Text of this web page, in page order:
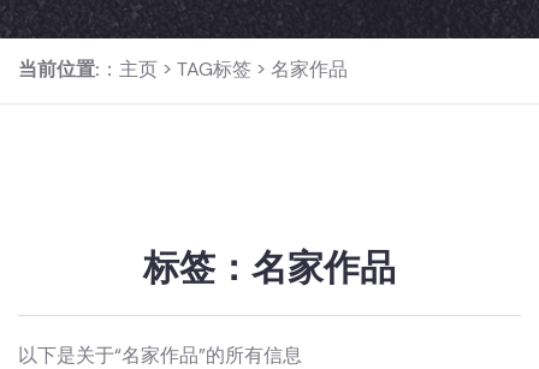
当前位置: ： 主页 > TAG标签 > 名家作品
标签：名家作品
以下是关于“名家作品”的所有信息